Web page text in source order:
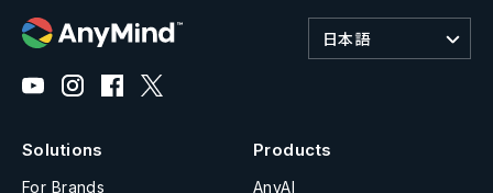
日本語
Solutions
For Brands
Products
AnyAI